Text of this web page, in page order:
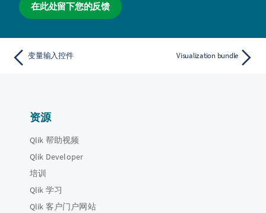
在此处留下您的反馈
变量输入控件 Visualization bundle
资源
Qlik 帮助视频
Qlik Developer
培训
Qlik 学习
Qlik 客户门户网站